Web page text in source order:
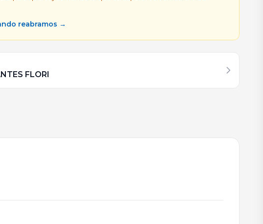
reabramos →
FLORI